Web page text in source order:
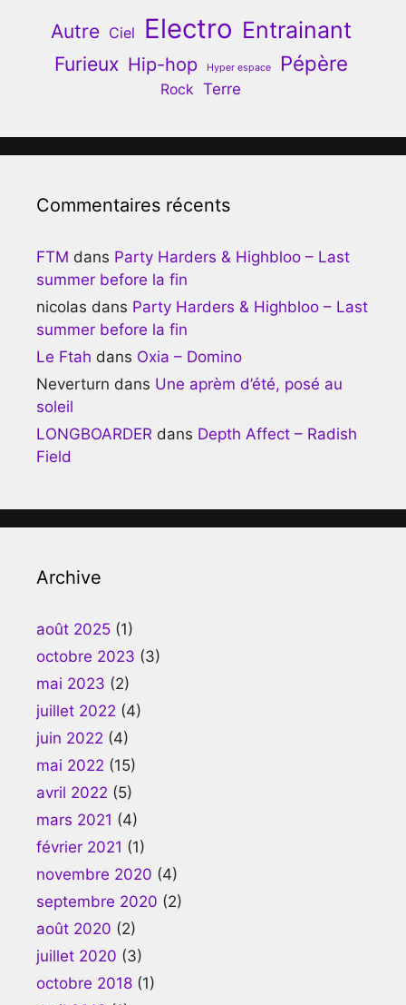
Autre Ciel Electro Entrainant
Furieux Hip-hop Hyper espace Pépère
Rock Terre
Commentaires récents
FTM dans Party Harders & Highbloo – Last
summer before la fin
nicolas dans Party Harders & Highbloo – Last
summer before la fin
Le Ftah dans Oxia – Domino
Neverturn dans Une aprèm d’été, posé au
soleil
LONGBOARDER dans Depth Affect – Radish
Field
Archive
août 2025 (1)
octobre 2023 (3)
mai 2023 (2)
juillet 2022 (4)
juin 2022 (4)
mai 2022 (15)
avril 2022 (5)
mars 2021 (4)
février 2021 (1)
novembre 2020 (4)
septembre 2020 (2)
août 2020 (2)
juillet 2020 (3)
octobre 2018 (1)